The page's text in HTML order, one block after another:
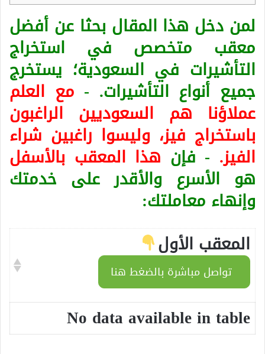
لمن دخل هذا المقال بحثا عن أفضل
معقب متخصص في استخراج
التأشيرات في السعودية؛ يستخرج
جميع أنواع التأشيرات. - مع العلم
عملاؤنا هم السعوديين الراغبون
باستخراج فيز، وليسوا راغبين شراء
الفيز. - فإن هذا المعقب بالأسفل
هو الأسرع والأقدر على خدمتك
وإنهاء معاملتك:
المعقب الأول
تواصل مباشرة بالضغط هنا
No data available in table